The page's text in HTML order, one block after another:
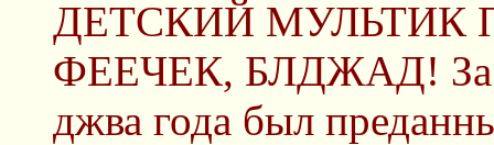
ДЕТСКИЙ МУЛЬТИК
ФЕЕЧЕК, БЛДЖАД! За
джва года был